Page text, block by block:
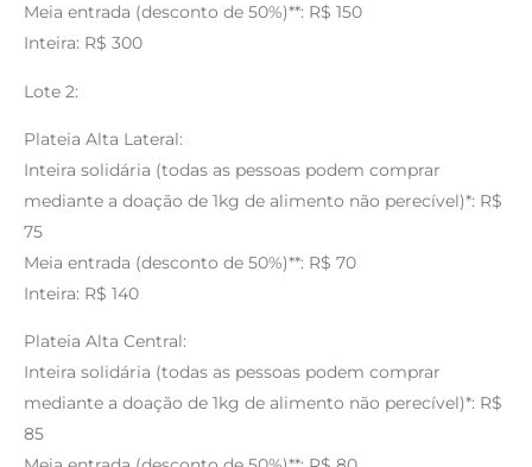
Meia entrada (desconto de 50%)**: R$ 150
Inteira: R$ 300
Lote 2:
Plateia Alta Lateral:
Inteira solidária (todas as pessoas podem comprar
mediante a doação de 1kg de alimento não perecível)*: R$
75
Meia entrada (desconto de 50%)**: R$ 70
Inteira: R$ 140
Plateia Alta Central:
Inteira solidária (todas as pessoas podem comprar
mediante a doação de 1kg de alimento não perecível)*: R$
85